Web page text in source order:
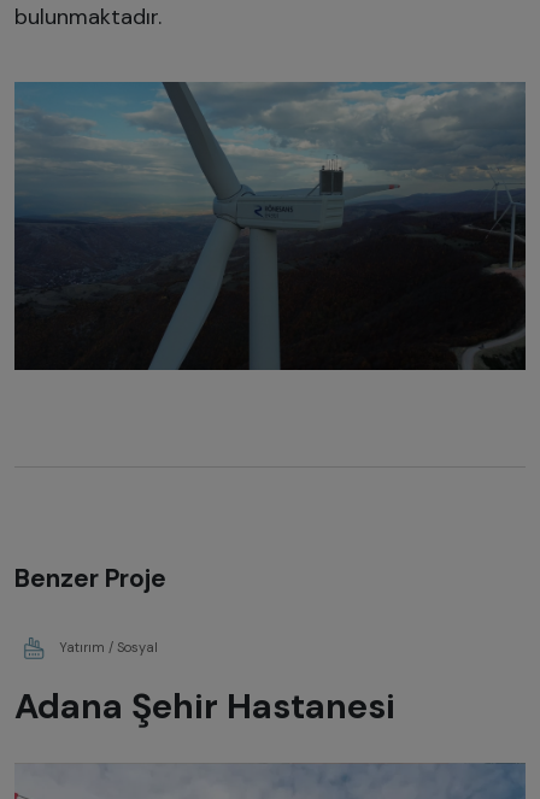
bulunmaktadır.
Benzer Proje
Yatırım / Sosyal
Adana Şehir Hastanesi